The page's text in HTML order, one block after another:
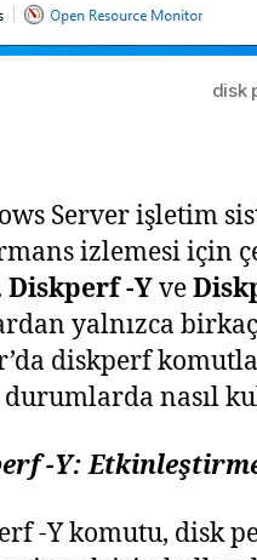
disk
Server işletim
izlemesi için
Diskperf -Yve
yalnızca
diskperf
nasıl
-Y:
-Y komutu, disk